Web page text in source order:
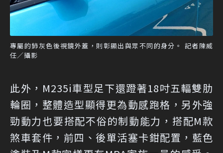
專屬的鈰灰色後視鏡外蓋，則彰顯出與眾不同的身分。 記者陳威
任／攝影
此外，M235i車型足下還蹬著18吋五輻雙肋
輪圈，整體造型顯得更為動感跑格，另外強
勁動力也要搭配不俗的制動能力，搭配M款
煞車套件，前四、後單活塞卡鉗配置，藍色